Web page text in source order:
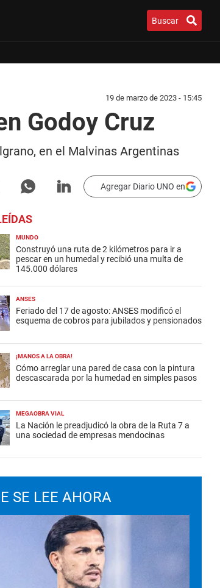
Buscar
19 de marzo de 2023 - 15:45
Godoy Cruz
en el Malvinas Argentinas
Agregar Diario UNO en
MUNDO
Construyó una ruta de 2 kilómetros para ir a
pescar en un humedal y recibió una multa de
145.000 dólares
ANSES
Feriado del 17 de agosto: ANSES modificó el
esquema de cobros para jubilados y pensionados
¡MANOS A LA OBRA!
Cómo arreglar una pared de casa con la pintura
descascarada por la humedad en simples pasos
MEGAOBRA VIAL
La Nación le preadjudicó la obra de la Ruta 7 a
una sociedad de empresas mendocinas
SE LEE AHORA